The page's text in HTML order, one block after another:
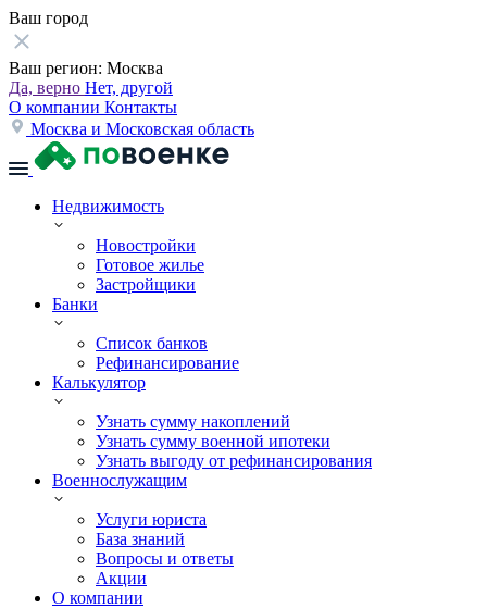
Ваш город
Ваш регион: Москва
Да, верно Нет, другой
О компании Контакты
Москва и Московская область
Недвижимость
Новостройки
Готовое жилье
Застройщики
Банки
Список банков
Рефинансирование
Калькулятор
Узнать сумму накоплений
Узнать сумму военной ипотеки
Узнать выгоду от рефинансирования
Военнослужащим
Услуги юриста
База знаний
Вопросы и ответы
Акции
О компании